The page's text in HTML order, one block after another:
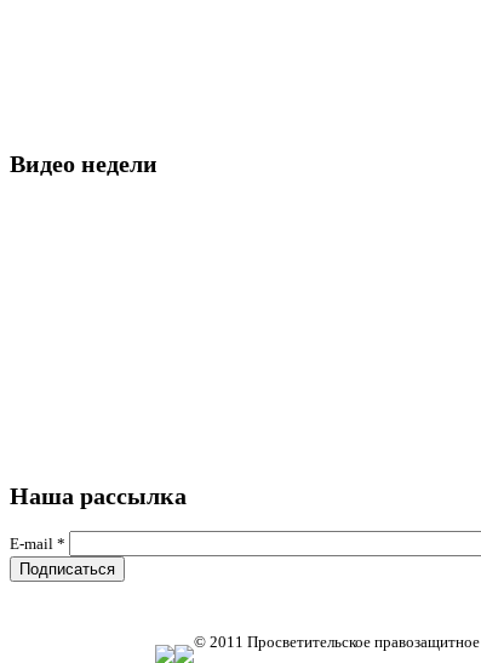
Видео недели
Наша рассылка
E-mail *
© 2011 Просветительское